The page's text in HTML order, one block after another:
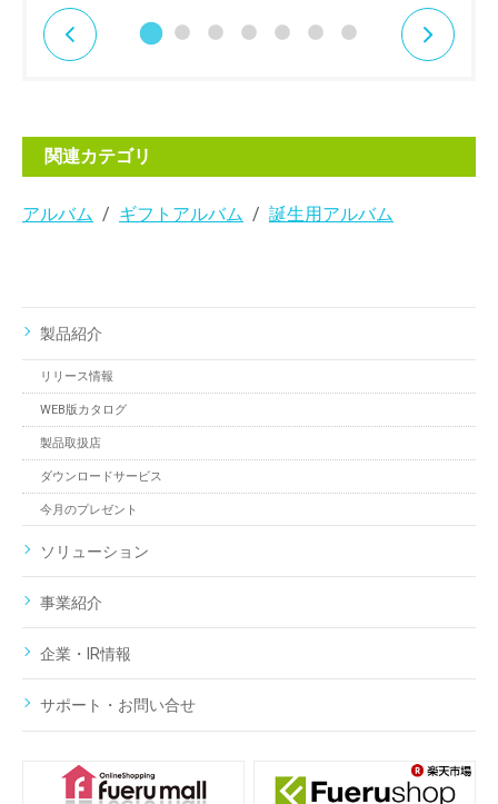
関連カテゴリ
アルバム ギフトアルバム 誕生用アルバム
製品紹介
リリース情報
WEB版カタログ
製品取扱店
ダウンロードサービス
今月のプレゼント
ソリューション
事業紹介
企業・IR情報
サポート・お問い合せ